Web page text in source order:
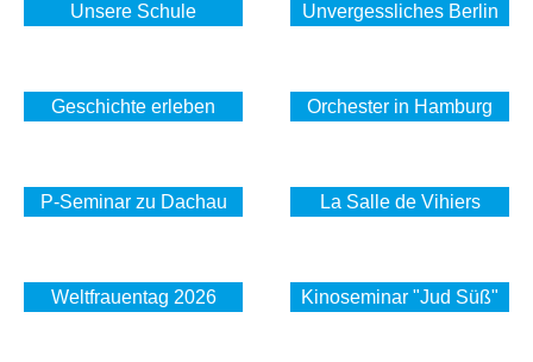
Unsere Schule Unvergessliches Berlin
Geschichte erleben Orchester in Hamburg
P-Seminar zu Dachau La Salle de Vihiers
Weltfrauentag 2026 Kinoseminar "Jud Süß"